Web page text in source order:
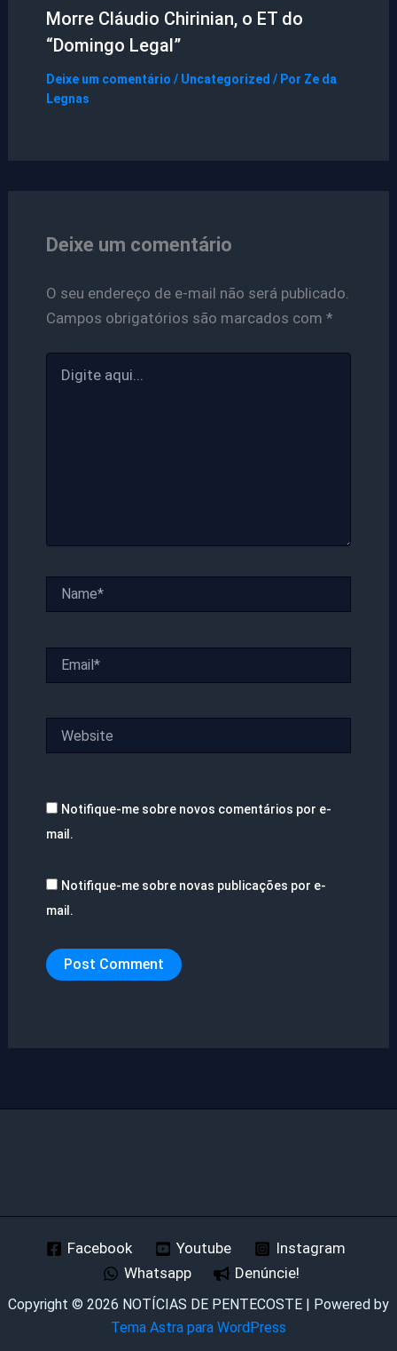
Morre Cláudio Chirinian, o ET do
“Domingo Legal”
Deixe um comentário / Uncategorized / Por Ze da
Legnas
Deixe um comentário
O seu endereço de e-mail não será publicado.
Campos obrigatórios são marcados com *
aqui...
Notifique-me sobre novos comentários por e-
mail.
Notifique-me sobre novas publicações por e-
mail.
Facebook Youtube
Instagram
Whatsapp
Denúncie!
Copyright © 2026 NOTÍCIAS DE PENTECOSTE | Powered by
Tema Astra para WordPress